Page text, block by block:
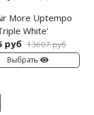
More Uptempo
White'
руб 13607 руб
Выбрать